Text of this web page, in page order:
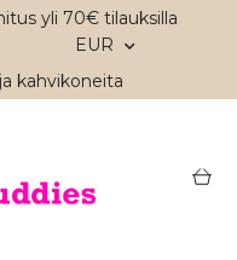
yli 70€ tilauksilla
EUR
kahvikoneita